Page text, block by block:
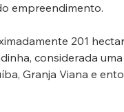
empreendimento.
201
considerada
Granja Viana e